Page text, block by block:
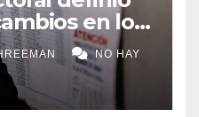
en los
en LaNO HAY